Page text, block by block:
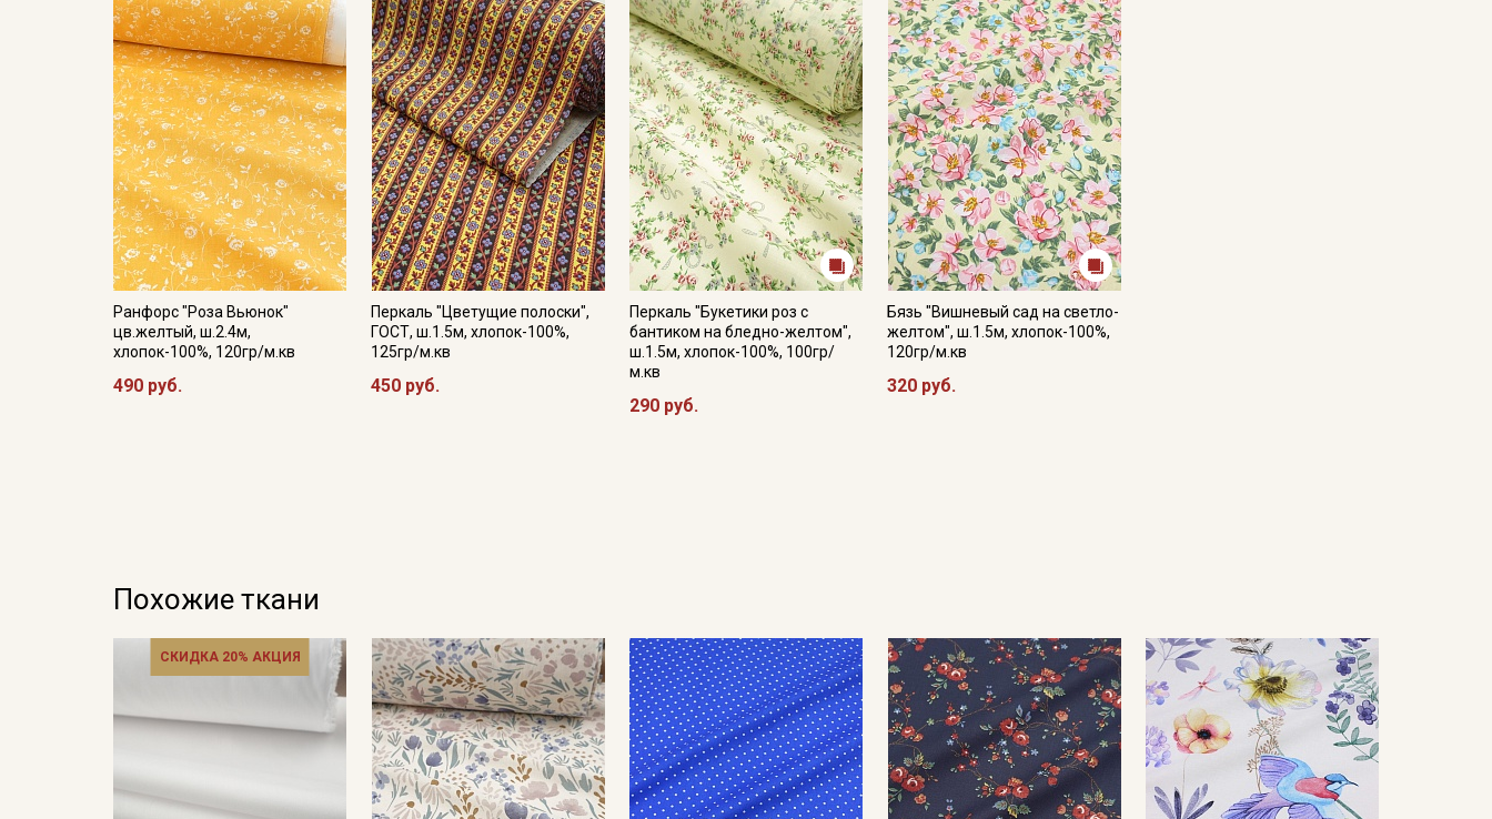
Ранфорс "Роза Вьюнок"
цв.желтый, ш.2.4м,
хлопок-100%, 120гр/м.кв
490 руб.
Перкаль "Цветущие полоски",
ГОСТ, ш.1.5м, хлопок-100%,
125гр/м.кв
450 руб.
Перкаль "Букетики роз с
бантиком на бледно-желтом",
ш.1.5м, хлопок-100%, 100гр/
м.кв
290 руб.
Бязь "Вишневый сад на светло-
желтом", ш.1.5м, хлопок-100%,
120гр/м.кв
320 руб.
Похожие ткани
СКИДКА 20% АКЦИЯ
Секретная рассылка от
Купава
Мы публикуем здесь дополнительные
промокоды и скидки до 30% на узкие
категории тканей
Электронная почта
ДаюСогласие на получение рекламных и
информационных рассылок